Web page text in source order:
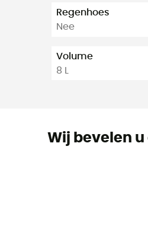
Regenhoes
Nee
Volume
8 L
Wij bevelen u